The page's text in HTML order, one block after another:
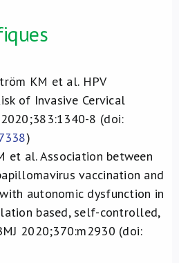
KM et al. HPV
of Invasive Cervical
2020;383:1340-8 (doi:
)
et al. Association between
vaccination and
autonomic dysfunction in
based, self-controlled,
2020;370:m2930 (doi: